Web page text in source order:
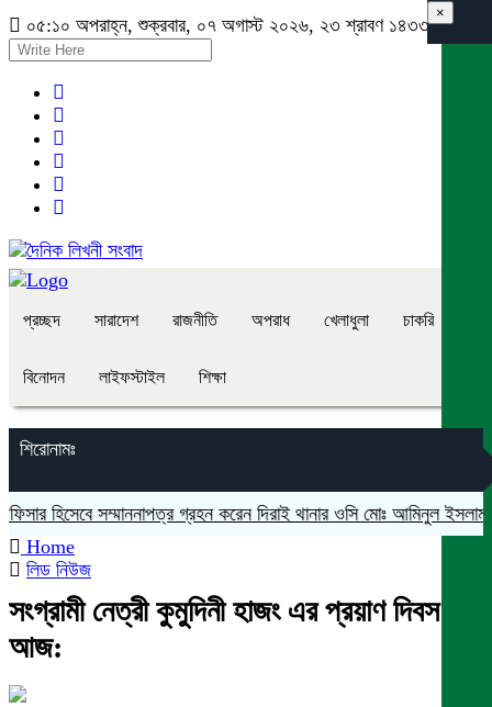
০৫:১০ অপরাহ্ন, শুক্রবার, ০৭ অগাস্ট ২০২৬, ২৩ শ্রাবণ ১৪৩৩ বঙ্গাব্দ
প্রচ্ছদ সারাদেশ রাজনীতি অপরাধ খেলাধুলা চাকরি
বিনোদন লাইফস্টাইল শিক্ষা
শিরোনামঃ
হিসেবে সম্মাননাপত্র গ্রহন করেন দিরাই থানার ওসি মোঃ আমিনুল ইসলাম
×
Home
লিড নিউজ
সংগ্রামী নেত্রী কুমুদিনী হাজং এর প্রয়াণ দিবস
আজ: